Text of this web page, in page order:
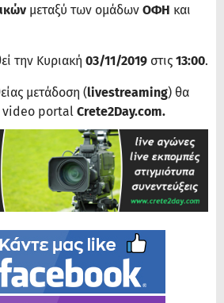
μεταξύ των ομάδων ΟΦΗ και
την Κυριακή 03/11/2019 στις 13:00.
μετάδοση (livestreaming) θα
video portal Crete2Day.com.